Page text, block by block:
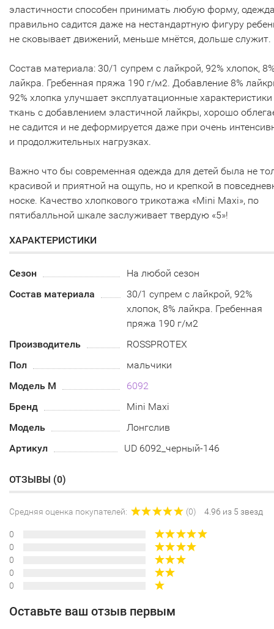
эластичности способен принимать любую форму,
правильно садится даже на нестандартную фигуру
не сковывает движений, меньше мнётся, дольше служит.
Состав материала: 30/1 супрем с лайкрой, 92% хлопок,
лайкра. Гребенная пряжа 190 г/м2. Добавление 8%
92% хлопка улучшает эксплуатационные
ткань с добавлением эластичной лайкры, хорошо
не садится и не деформируется даже при очень
и продолжительных нагрузках.
Важно что бы современная одежда для детей была не
красивой и приятной на ощупь, но и крепкой в
носке. Качество хлопкового трикотажа «Mini Maxi», по
пятибалльной шкале заслуживает твердую «5»!
ХАРАКТЕРИСТИКИ
Сезон
На любой сезон
Состав материала
30/1 супрем с лайкрой, 92%
хлопок, 8% лайкра. Гребенная
пряжа 190 г/м2
Производитель
ROSSPROTEX
Пол
мальчики
Модель М
6092
Бренд
Mini Maxi
Модель
Лонгслив
Артикул
UD 6092_черный-146
ОТЗЫВЫ (0)
Средняя оценка покупателей: (0) 4.96 из 5 звезд
0
0
0
0
0
Оставьте ваш отзыв первым